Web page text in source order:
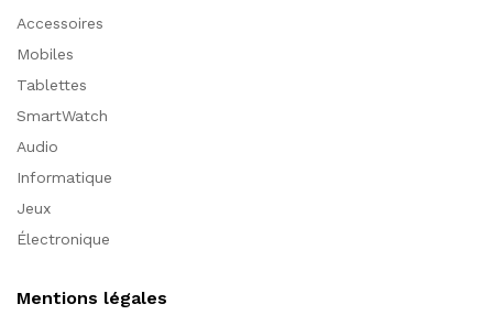
Accessoires
Mobiles
Tablettes
SmartWatch
Audio
Informatique
Jeux
Électronique
Mentions légales